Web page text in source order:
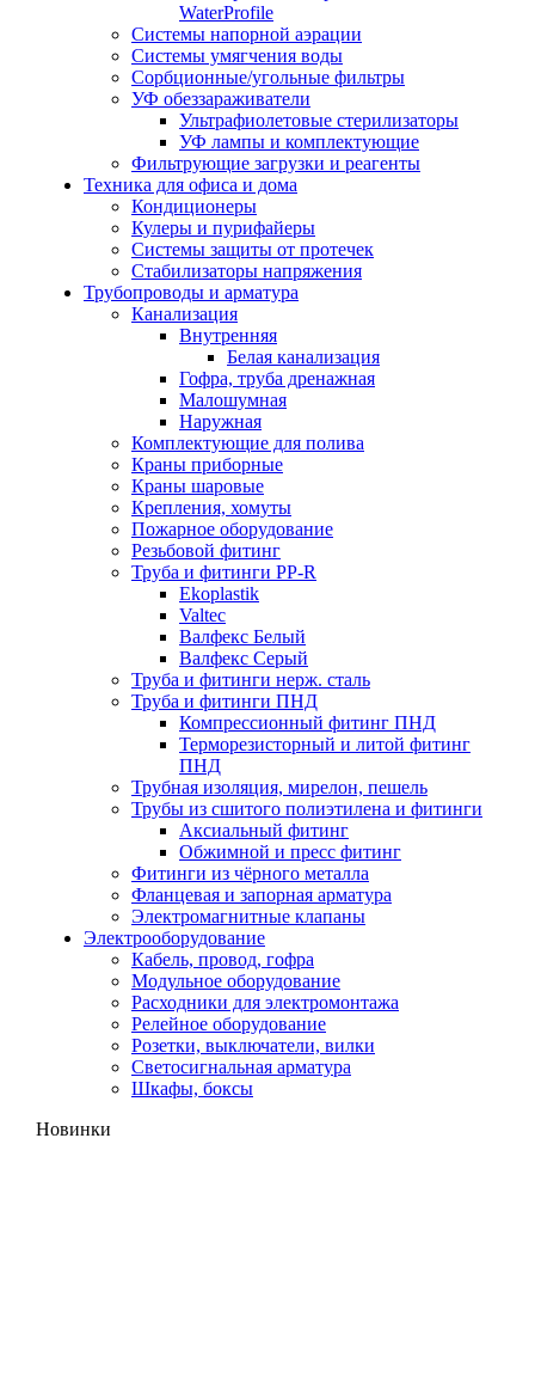
WaterProfile
Системы напорной аэрации
Системы умягчения воды
Сорбционные/угольные фильтры
УФ обеззараживатели
Ультрафиолетовые стерилизаторы
УФ лампы и комплектующие
Фильтрующие загрузки и реагенты
Техника для офиса и дома
Кондиционеры
Кулеры и пурифайеры
Системы защиты от протечек
Стабилизаторы напряжения
Трубопроводы и арматура
Канализация
Внутренняя
Белая канализация
Гофра, труба дренажная
Малошумная
Наружная
Комплектующие для полива
Краны приборные
Краны шаровые
Крепления, хомуты
Пожарное оборудование
Резьбовой фитинг
Труба и фитинги PP-R
Ekoplastik
Valtec
Валфекс Белый
Валфекс Серый
Труба и фитинги нерж. сталь
Труба и фитинги ПНД
Компрессионный фитинг ПНД
Терморезисторный и литой фитинг
ПНД
Трубная изоляция, мирелон, пешель
Трубы из сшитого полиэтилена и фитинги
Аксиальный фитинг
Обжимной и пресс фитинг
Фитинги из чёрного металла
Фланцевая и запорная арматура
Электромагнитные клапаны
Электрооборудование
Кабель, провод, гофра
Модульное оборудование
Расходники для электромонтажа
Релейное оборудование
Розетки, выключатели, вилки
Светосигнальная арматура
Шкафы, боксы
Новинки